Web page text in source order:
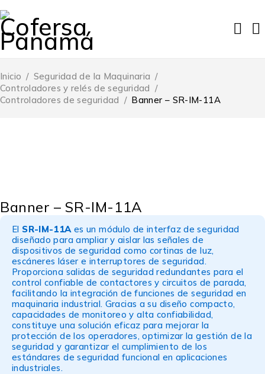
Inicio / Seguridad de la Maquinaria /
Controladores y relés de seguridad /
Controladores de seguridad / Banner – SR-IM-11A
Banner – SR-IM-11A
El SR-IM-11Aes un módulo de interfaz de seguridad
diseñado para ampliar y aislar las señales de
dispositivos de seguridad como cortinas de luz,
escáneres láser e interruptores de seguridad.
Proporciona salidas de seguridad redundantes para el
control confiable de contactores y circuitos de parada,
facilitando la integración de funciones de seguridad en
maquinaria industrial. Gracias a su diseño compacto,
capacidades de monitoreo y alta confiabilidad,
constituye una solución eficaz para mejorar la
protección de los operadores, optimizar la gestión de la
seguridad y garantizar el cumplimiento de los
estándares de seguridad funcional en aplicaciones
industriales.